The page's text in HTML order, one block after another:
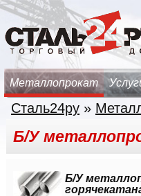
Металлопрокат
Сталь24ру »
Б/У
Б/У